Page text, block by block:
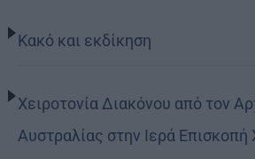
Κακό και εκδίκηση
Χειροτονία Διακόνου από τον
Αυστραλίας στην Ιερά